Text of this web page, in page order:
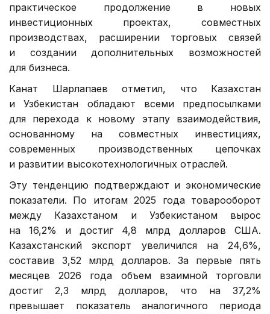
практическое продолжение в новых
инвестиционных проектах, совместных
производствах, расширении торговых связей
и создании дополнительных возможностей
для бизнеса.
Канат Шарлапаев отметил, что Казахстан
и Узбекистан обладают всеми предпосылками
для перехода к новому этапу взаимодействия,
основанному на совместных инвестициях,
современных производственных цепочках
и развитии высокотехнологичных отраслей.
Эту тенденцию подтверждают и экономические
показатели. По итогам 2025 года товарооборот
между Казахстаном и Узбекистаном вырос
на 16,2% и достиг 4,8 млрд долларов США.
Казахстанский экспорт увеличился на 24,6%,
составив 3,52 млрд долларов. За первые пять
месяцев 2026 года объем взаимной торговли
достиг 2,3 млрд долларов, что на 37,2%
превышает показатель аналогичного периода